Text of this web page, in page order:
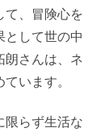
て、冒険心を
として世の中
朗さんは、ネ
います。
限らず生活な